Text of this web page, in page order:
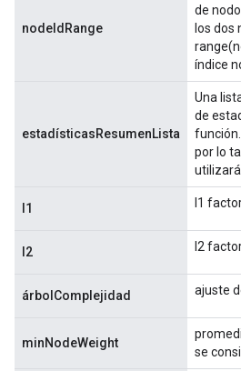
nodeIdRange
de
los dos
índice
estadísticasResumenLista
Una
de
por lo
l1 l1
l2 l2
árbolComplejidad ajuste
minNodeWeight
se